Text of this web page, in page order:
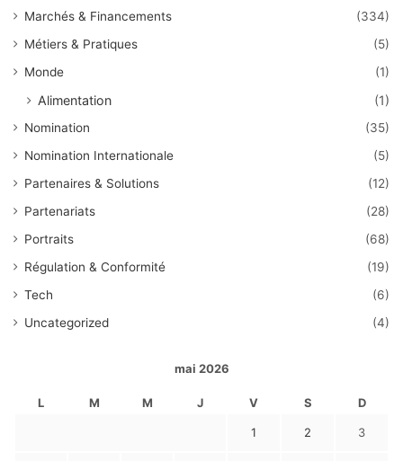
Marchés & Financements
(334)
Métiers & Pratiques
(5)
Monde
(1)
Alimentation (1)
Nomination
(35)
Nomination Internationale
(5)
Partenaires & Solutions
(12)
Partenariats
(28)
Portraits
(68)
Régulation & Conformité
(19)
Tech
(6)
Uncategorized
(4)
mai 2026
L M M J V S D
1 2 3